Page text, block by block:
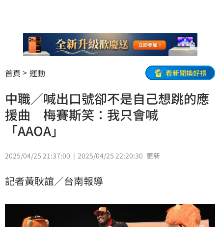
首頁 運動 看新聞換好禮
中職／喊出口號卻不是自己想跳的應
援曲 梅賽斯笑：我只會喊
「AAOA」
2025/04/25 21:37:00 2025/04/25 22:20:30 更新
記者黃耿誼／台南報導